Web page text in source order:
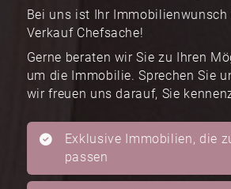
Bei uns ist Ihr Immobilienwunsch
Verkauf Chefsache!
Gerne beraten wir Sie zu Ihren
um die Immobilie. Sprechen Sie
wir freuen uns darauf, Sie
Exklusive Immobilien, die
passen